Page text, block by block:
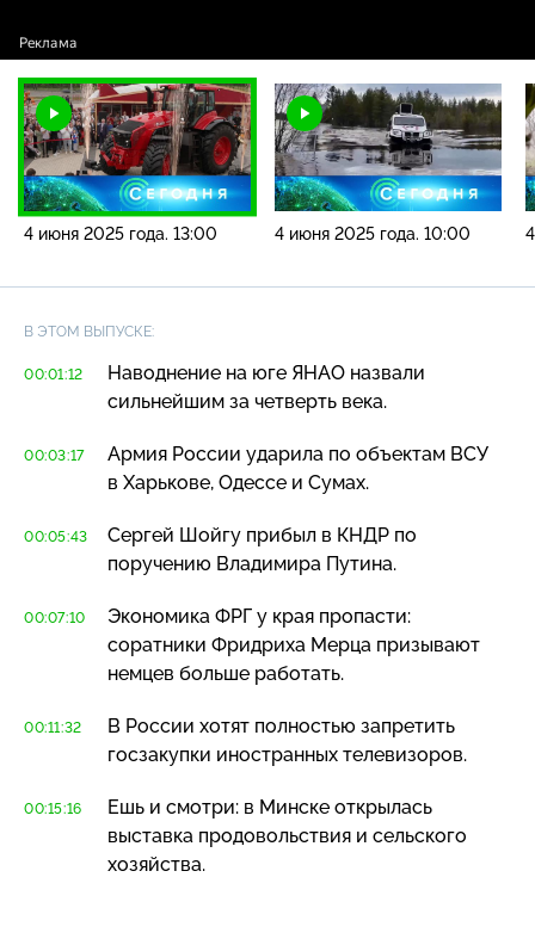
4 июня 2025 года. 13:00 4 июня 2025 года. 10:00
В ЭТОМ ВЫПУСКЕ:
00:01:12
Наводнение на юге ЯНАО назвали
сильнейшим за четверть века.
00:03:17
Армия России ударила по объектам ВСУ
в Харькове, Одессе и Сумах.
00:05:43
Сергей Шойгу прибыл в КНДР по
поручению Владимира Путина.
00:07:10
Экономика ФРГ у края пропасти:
соратники Фридриха Мерца призывают
немцев больше работать.
00:11:32
В России хотят полностью запретить
госзакупки иностранных телевизоров.
00:15:16
Ешь и смотри: в Минске открылась
выставка продовольствия и сельского
хозяйства.